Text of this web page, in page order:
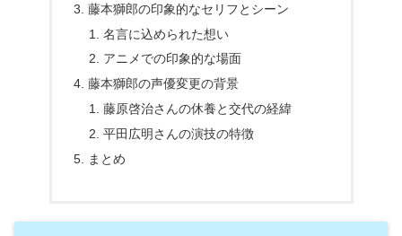
藤本獅郎の印象的なセリフとシーン
名言に込められた想い
アニメでの印象的な場面
藤本獅郎の声優変更の背景
藤原啓治さんの休養と交代の経緯
平田広明さんの演技の特徴
まとめ